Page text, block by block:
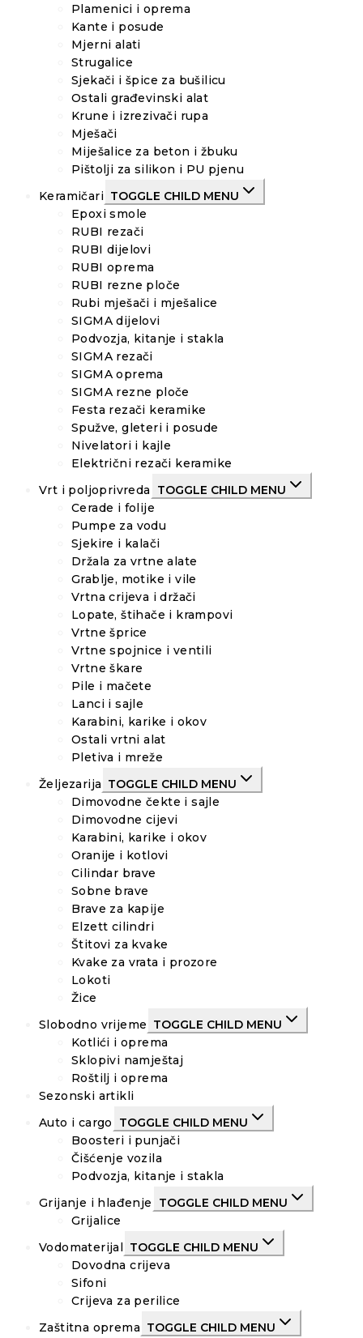
Plamenici i oprema
Kante i posude
Mjerni alati
Strugalice
Sjekači i špice za bušilicu
Ostali građevinski alat
Krune i izrezivači rupa
Mješači
Miješalice za beton i žbuku
Pištolji za silikon i PU pjenu
Keramičari TOGGLE CHILD MENU
Epoxi smole
RUBI rezači
RUBI dijelovi
RUBI oprema
RUBI rezne ploče
Rubi mješači i mješalice
SIGMA dijelovi
Podvozja, kitanje i stakla
SIGMA rezači
SIGMA oprema
SIGMA rezne ploče
Festa rezači keramike
Spužve, gleteri i posude
Nivelatori i kajle
Električni rezači keramike
Vrt i poljoprivreda
TOGGLE CHILD MENU
Cerade i folije
Pumpe za vodu
Sjekire i kalači
Držala za vrtne alate
Grablje, motike i vile
Vrtna crijeva i držači
Lopate, štihače i krampovi
Vrtne šprice
Vrtne spojnice i ventili
Vrtne škare
Pile i mačete
Lanci i sajle
Karabini, karike i okov
Ostali vrtni alat
Pletiva i mreže
Željezarija TOGGLE CHILD MENU
Dimovodne čekte i sajle
Dimovodne cijevi
Karabini, karike i okov
Oranije i kotlovi
Cilindar brave
Sobne brave
Brave za kapije
Elzett cilindri
Štitovi za kvake
Kvake za vrata i prozore
Lokoti
Žice
Slobodno vrijeme TOGGLE CHILD MENU
Kotlići i oprema
Sklopivi namještaj
Roštilj i oprema
Sezonski artikli
Auto i cargo
TOGGLE CHILD MENU
Boosteri i punjači
Čišćenje vozila
Podvozja, kitanje i stakla
Grijanje i hlađenje
TOGGLE CHILD MENU
Grijalice
Vodomaterijal TOGGLE CHILD MENU
Dovodna crijeva
Sifoni
Crijeva za perilice
Zaštitna oprema TOGGLE CHILD MENU